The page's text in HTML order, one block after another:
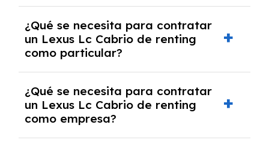
económica.
pero puede haber penalizaciones por
cancelación anticipada. Es importante revisar
las condiciones del contrato y hablar con un
experto que te asesore.
¿Qué se necesita para contratar
un Lexus Lc Cabrio de renting
como particular?
y, en algunos casos, una consulta de solvencia
crediticia y un pago inicial.
¿Qué se necesita para contratar
un Lexus Lc Cabrio de renting
como empresa?